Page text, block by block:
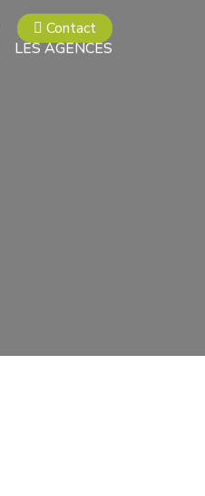
Contact
LES AGENCES